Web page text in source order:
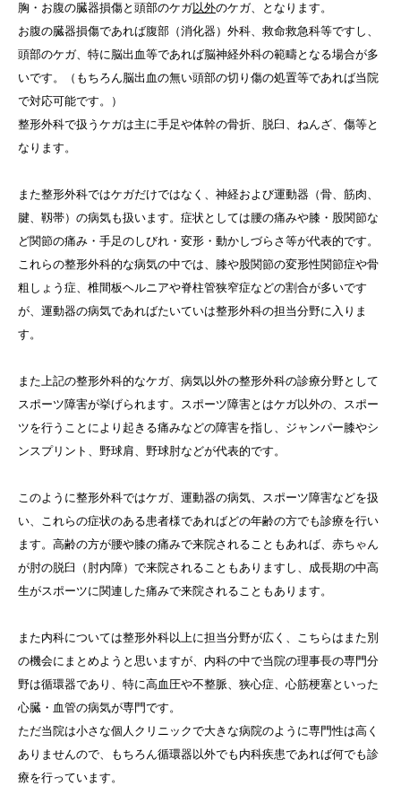
胸・お腹の臓器損傷と頭部のケガ以外のケガ、となります。
お腹の臓器損傷であれば腹部（消化器）外科、救命救急科等ですし、
頭部のケガ、特に脳出血等であれば脳神経外科の範疇となる場合が多
いです。（もちろん脳出血の無い頭部の切り傷の処置等であれば当院
で対応可能です。）
整形外科で扱うケガは主に手足や体幹の骨折、脱臼、ねんざ、傷等と
なります。
また整形外科ではケガだけではなく、神経および運動器（骨、筋肉、
腱、靱帯）の病気も扱います。症状としては腰の痛みや膝・股関節な
ど関節の痛み・手足のしびれ・変形・動かしづらさ等が代表的です。
これらの整形外科的な病気の中では、膝や股関節の変形性関節症や骨
粗しょう症、椎間板ヘルニアや脊柱管狭窄症などの割合が多いです
が、運動器の病気であればたいていは整形外科の担当分野に入りま
す。
また上記の整形外科的なケガ、病気以外の整形外科の診療分野として
スポーツ障害が挙げられます。スポーツ障害とはケガ以外の、スポー
ツを行うことにより起きる痛みなどの障害を指し、ジャンパー膝やシ
ンスプリント、野球肩、野球肘などが代表的です。
このように整形外科ではケガ、運動器の病気、スポーツ障害などを扱
い、これらの症状のある患者様であればどの年齢の方でも診療を行い
ます。高齢の方が腰や膝の痛みで来院されることもあれば、赤ちゃん
が肘の脱臼（肘内障）で来院されることもありますし、成長期の中高
生がスポーツに関連した痛みで来院されることもあります。
また内科については整形外科以上に担当分野が広く、こちらはまた別
の機会にまとめようと思いますが、内科の中で当院の理事長の専門分
野は循環器であり、特に高血圧や不整脈、狭心症、心筋梗塞といった
心臓・血管の病気が専門です。
ただ当院は小さな個人クリニックで大きな病院のように専門性は高く
ありませんので、もちろん循環器以外でも内科疾患であれば何でも診
療を行っています。